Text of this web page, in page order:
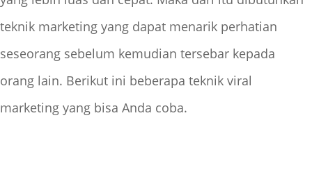
teknik marketing yang dapat menarik perhatian
seseorang sebelum kemudian tersebar kepada
orang lain. Berikut ini beberapa teknik viral
marketing yang bisa Anda coba.